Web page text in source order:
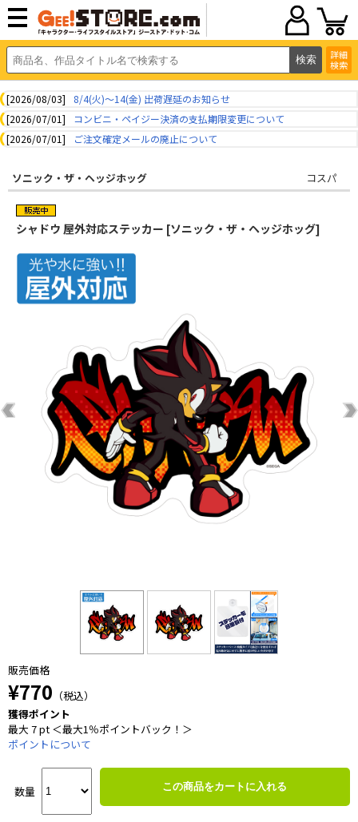
詳細
検索
[2026/08/03]
8/4(火)～14(金) 出荷遅延のお知らせ
[2026/07/01]
コンビニ・ペイジー決済の支払期限変更について
[2026/07/01]
ご注文確定メールの廃止について
ソニック・ザ・ヘッジホッグ コスパ
シャドウ 屋外対応ステッカー [ソニック・ザ・ヘッジホッグ]
販売価格
¥770 （税込）
獲得ポイント
最大 7 pt ＜最大1％ポイントバック！＞
ポイントについて
数量 この商品をカートに入れる